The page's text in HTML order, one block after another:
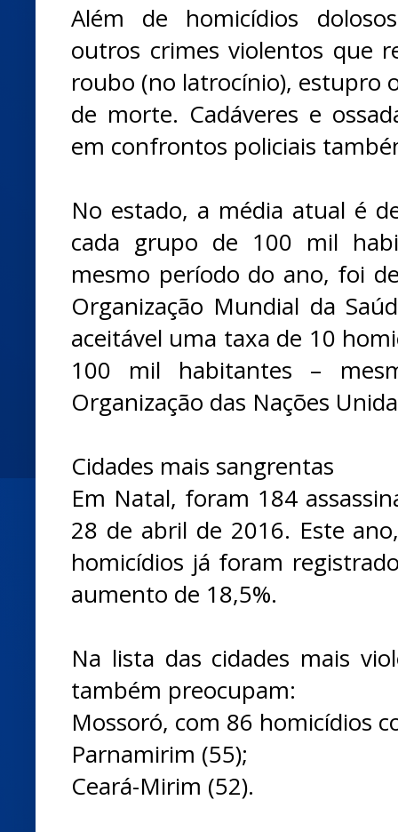
Além de homicídios
outros crimes violentos que
roubo (no latrocínio), estupro
de morte. Cadáveres e
em confrontos policiais
No estado, a média atual é
cada grupo de 100 mil
mesmo período do ano, foi
Organização Mundial da
aceitável uma taxa de 10
100 mil habitantes –
Organização das Nações
Cidades mais sangrentas
Em Natal, foram 184
28 de abril de 2016. Este
homicídios já foram
aumento de 18,5%.
Na lista das cidades mais
também preocupam:
Mossoró, com 86 homicídios
Parnamirim (55);
Ceará-Mirim (52).